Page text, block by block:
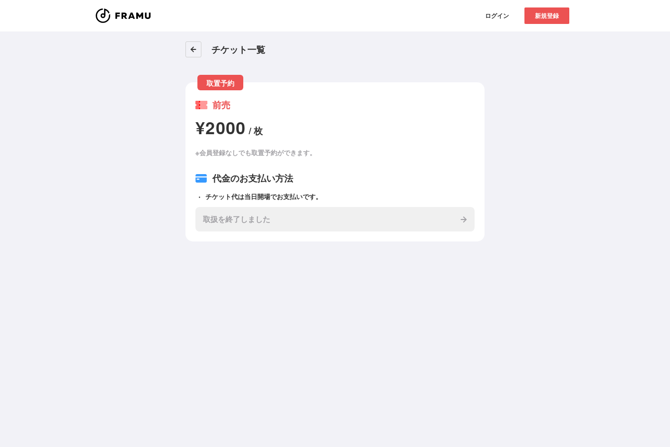
ログイン 新規登録
チケット一覧
取置予約
前売
¥2000 / 枚
※会員登録なしでも取置予約ができます。
代金のお支払い方法
チケット代は当日開場でお支払いです。
取扱を終了しました